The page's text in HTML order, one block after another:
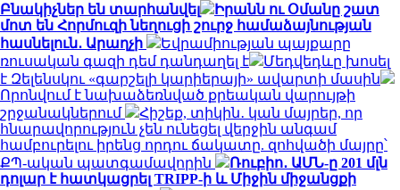
Բնակիչներ են տարհանվել
Իրանն ու Օմանը շատ
մոտ են Հորմուզի նեղուցի շուրջ համաձայնության
հասնելուն․ Արաղչի
Եվրամիության պայքարը
ռուսական գազի դեմ դանդաղել է
Մեդվեդևը խոսել
է Զելենսկու «գարշելի կարիերայի» ավարտի մասին
Որոնվում է նախաձեռնված քրեական վարույթի
շրջանակներում
Հիշեք, տիկին․ կան մայրեր, որ
հնարավորություն չեն ունեցել վերջին անգամ
համբուրելու իրենց որդու ճակատը. զոհվածի մայրը՝
ՔՊ-ական պատգամավորին
Ռուբիո․ ԱՄՆ-ը 201 մլն
դոլար է հատկացրել TRIPP-ի և Միջին միջանցքի